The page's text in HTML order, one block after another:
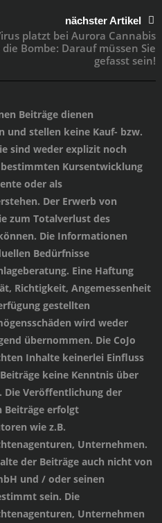
nächster Artikel
platzt bei Aurora Cannabis
Bombe: Darauf müssen Sie
gefasst sein!
Beiträge dienen
und stellen keine Kauf- bzw.
sind weder explizit noch
Kursentwicklung
oder als
Der Erwerb von
zum Totalverlust des
Die Informationen
Bedürfnisse
Eine Haftung
Richtigkeit, Angemessenheit
gestellten
wird weder
übernommen. Die CoJo
Inhalte keinerlei Einfluss
keine Kenntnis über
Die Veröffentlichung der
Beiträge erfolgt
wie z.B.
Unternehmen.
der Beiträge auch nicht von
und / oder seinen
sein. Die
Unternehmen